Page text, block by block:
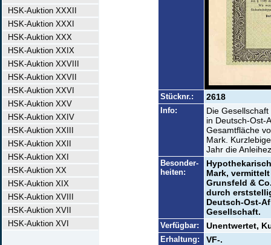
HSK-Auktion XXXII
HSK-Auktion XXXI
HSK-Auktion XXX
HSK-Auktion XXIX
HSK-Auktion XXVIII
HSK-Auktion XXVII
HSK-Auktion XXVI
HSK-Auktion XXV
HSK-Auktion XXIV
HSK-Auktion XXIII
HSK-Auktion XXII
HSK-Auktion XXI
HSK-Auktion XX
HSK-Auktion XIX
HSK-Auktion XVIII
HSK-Auktion XVII
HSK-Auktion XVI
Stücknr.: 2618
Info:
Die
in Deutsch-Ost-
Gesamtfläche
Mark.
Jahr die
Besonder-
heiten:
Mark,
Grunsfeld &
durch
Deutsch-Ost-
Gesellschaft.
Verfügbar: Unentwertet,
Erhaltung: VF-.